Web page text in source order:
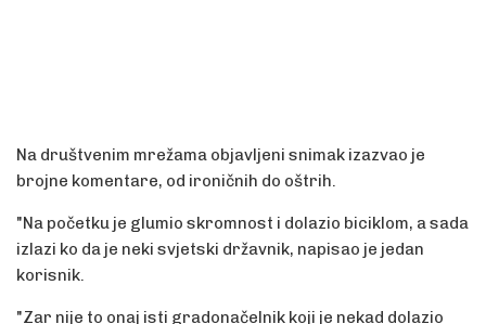
Na društvenim mrežama objavljeni snimak izazvao je
brojne komentare, od ironičnih do oštrih.
"Na početku je glumio skromnost i dolazio biciklom, a sada
izlazi ko da je neki svjetski državnik, napisao je jedan
korisnik.
"Zar nije to onaj isti gradonačelnik koji je nekad dolazio